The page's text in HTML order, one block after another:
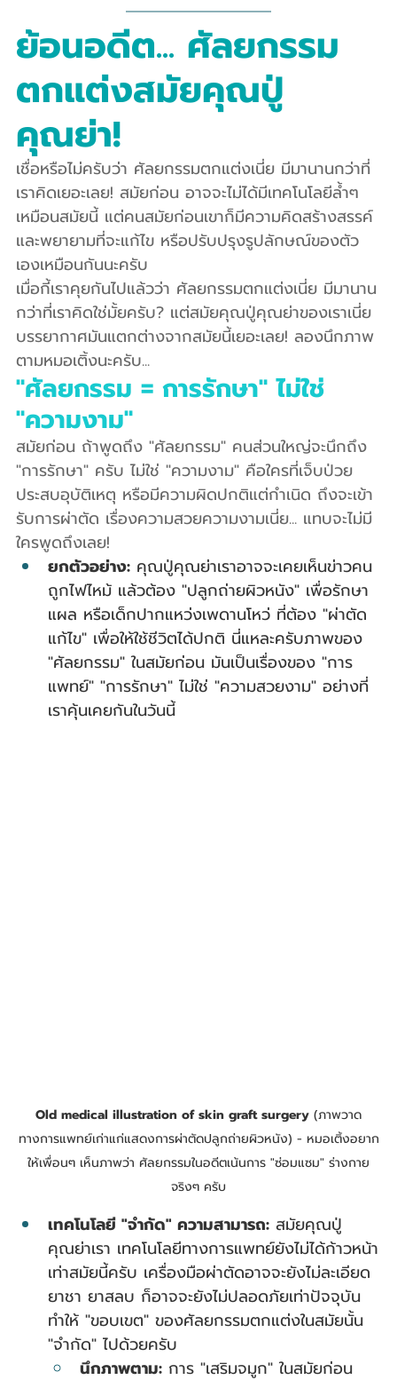
ย้อนอดีต... ศัลยกรรม
ตกแต่งสมัยคุณปู่
คุณย่า!
เชื่อหรือไม่ครับว่า ศัลยกรรมตกแต่งเนี่ย มีมานานกว่าที่
เราคิดเยอะเลย! สมัยก่อน อาจจะไม่ได้มีเทคโนโลยีล้ำๆ
เหมือนสมัยนี้ แต่คนสมัยก่อนเขาก็มีความคิดสร้างสรรค์
และพยายามที่จะแก้ไข หรือปรับปรุงรูปลักษณ์ของตัว
เองเหมือนกันนะครับ
เมื่อกี้เราคุยกันไปแล้วว่า ศัลยกรรมตกแต่งเนี่ย มีมานาน
กว่าที่เราคิดใช่มั้ยครับ? แต่สมัยคุณปู่คุณย่าของเราเนี่ย
บรรยากาศมันแตกต่างจากสมัยนี้เยอะเลย! ลองนึกภาพ
ตามหมอเติ้งนะครับ...
"ศัลยกรรม = การรักษา" ไม่ใช่
"ความงาม"
สมัยก่อน ถ้าพูดถึง "ศัลยกรรม" คนส่วนใหญ่จะนึกถึง
"การรักษา" ครับ ไม่ใช่ "ความงาม" คือใครที่เจ็บป่วย
ประสบอุบัติเหตุ หรือมีความผิดปกติแต่กำเนิด ถึงจะเข้า
รับการผ่าตัด เรื่องความสวยความงามเนี่ย... แทบจะไม่มี
ใครพูดถึงเลย!
ยกตัวอย่าง: คุณปู่คุณย่าเราอาจจะเคยเห็นข่าวคน
ถูกไฟไหม้ แล้วต้อง "ปลูกถ่ายผิวหนัง" เพื่อรักษา
แผล หรือเด็กปากแหว่งเพดานโหว่ ที่ต้อง "ผ่าตัด
แก้ไข" เพื่อให้ใช้ชีวิตได้ปกติ นี่แหละครับภาพของ
"ศัลยกรรม" ในสมัยก่อน มันเป็นเรื่องของ "การ
แพทย์" "การรักษา" ไม่ใช่ "ความสวยงาม" อย่างที่
เราคุ้นเคยกันในวันนี้
Old medical illustration of skin graft surgery (ภาพวาด
ทางการแพทย์เก่าแก่แสดงการผ่าตัดปลูกถ่ายผิวหนัง) - หมอเติ้งอยาก
ให้เพื่อนๆ เห็นภาพว่า ศัลยกรรมในอดีตเน้นการ "ซ่อมแซม" ร่างกาย
จริงๆ ครับ
เทคโนโลยี "จำกัด" ความสามารถ: สมัยคุณปู่
คุณย่าเรา เทคโนโลยีทางการแพทย์ยังไม่ได้ก้าวหน้า
เท่าสมัยนี้ครับ เครื่องมือผ่าตัดอาจจะยังไม่ละเอียด
ยาชา ยาสลบ ก็อาจจะยังไม่ปลอดภัยเท่าปัจจุบัน
ทำให้ "ขอบเขต" ของศัลยกรรมตกแต่งในสมัยนั้น
"จำกัด" ไปด้วยครับ
นึกภาพตาม: การ "เสริมจมูก" ในสมัยก่อน